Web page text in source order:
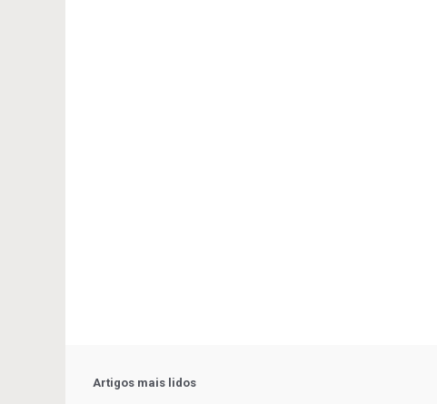
Artigos mais lidos